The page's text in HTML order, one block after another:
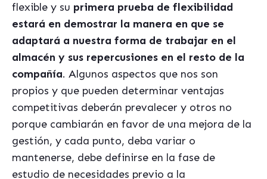
flexible y su primera prueba de flexibilidad
estará en demostrar la manera en que se
adaptará a nuestra forma de trabajar en el
almacén y sus repercusiones en el resto de la
compañía. Algunos aspectos que nos son
propios y que pueden determinar ventajas
competitivas deberán prevalecer y otros no
porque cambiarán en favor de una mejora de la
gestión, y cada punto, deba variar o
mantenerse, debe definirse en la fase de
estudio de necesidades previo a la